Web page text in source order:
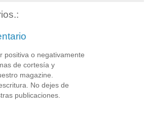
positiva o negativamente
de cortesía y
magazine.
No dejes de
publicaciones.